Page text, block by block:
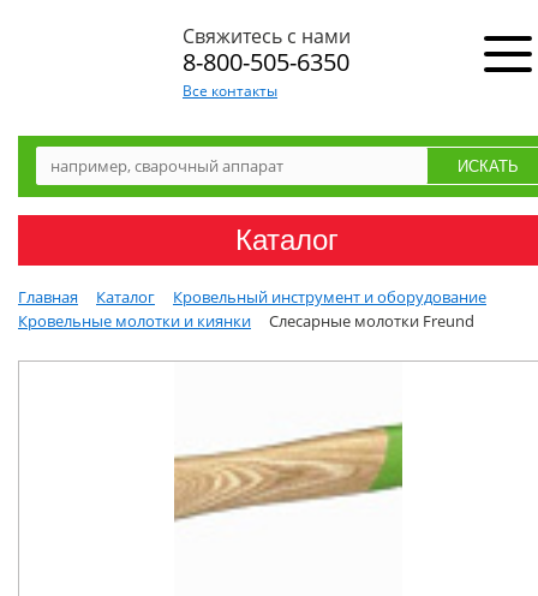
Свяжитесь с нами
8-800-505-6350
Все контакты
Каталог
Главная Каталог
Кровельный инструмент и оборудование
Кровельные молотки и киянки
Слесарные молотки Freund